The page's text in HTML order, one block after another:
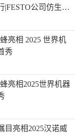
|FESTO公司仿生学
Gutowsky作主
亮相 2025 世界机
秀
亮相2025世界机器
目亮相2025汉诺威